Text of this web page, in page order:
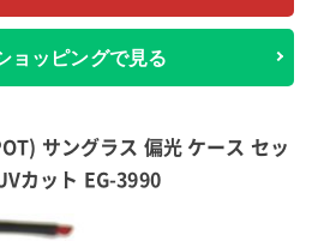
ョッピングで見る
サングラス 偏光 ケース セッ
カット EG-3990